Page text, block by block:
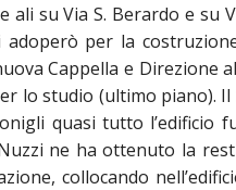
ali su Via S. Berardo e su
adoperò per la
Cappella e Direzione
lo studio (ultimo piano).
quasi tutto l’edificio
ne ha ottenuto la
collocando